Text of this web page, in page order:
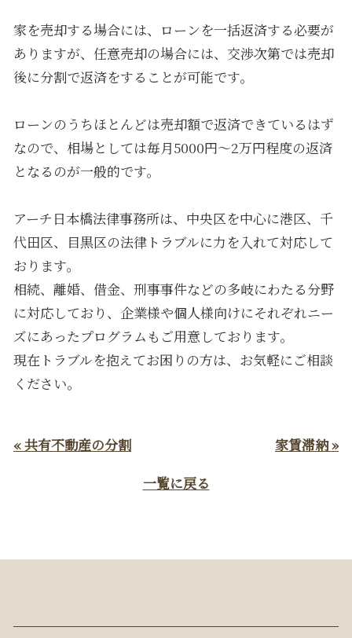
家を売却する場合には、ローンを一括返済する必要が
ありますが、任意売却の場合には、交渉次第では売却
後に分割で返済をすることが可能です。
ローンのうちほとんどは売却額で返済できているはず
なので、相場としては毎月5000円〜2万円程度の返済
となるのが一般的です。
アーチ日本橋法律事務所は、中央区を中心に港区、千
代田区、目黒区の法律トラブルに力を入れて対応して
おります。
相続、離婚、借金、刑事事件などの多岐にわたる分野
に対応しており、企業様や個人様向けにそれぞれニー
ズにあったプログラムもご用意しております。
現在トラブルを抱えてお困りの方は、お気軽にご相談
ください。
« 共有不動産の分割
家賃滞納 »
一覧に戻る